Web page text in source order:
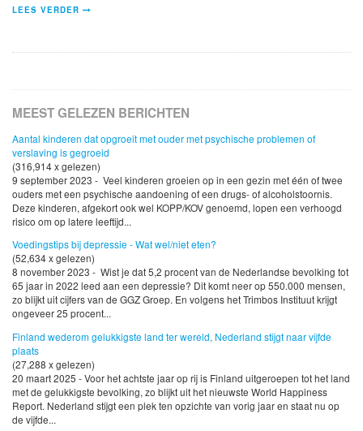
LEES VERDER
MEEST GELEZEN BERICHTEN
Aantal kinderen dat opgroeit met ouder met psychische problemen of
verslaving is gegroeid
(316,914 x gelezen)
9 september 2023 - Veel kinderen groeien op in een gezin met één of twee
ouders met een psychische aandoening of een drugs- of alcoholstoornis.
Deze kinderen, afgekort ook wel KOPP/KOV genoemd, lopen een verhoogd
risico om op latere leeftijd...
Voedingstips bij depressie - Wat wel/niet eten?
(52,634 x gelezen)
8 november 2023 - Wist je dat 5,2 procent van de Nederlandse bevolking tot
65 jaar in 2022 leed aan een depressie? Dit komt neer op 550.000 mensen,
zo blijkt uit cijfers van de GGZ Groep. En volgens het Trimbos Instituut krijgt
ongeveer 25 procent...
Finland wederom gelukkigste land ter wereld, Nederland stijgt naar vijfde
plaats
(27,288 x gelezen)
20 maart 2025 - Voor het achtste jaar op rij is Finland uitgeroepen tot het land
met de gelukkigste bevolking, zo blijkt uit het nieuwste World Happiness
Report. Nederland stijgt een plek ten opzichte van vorig jaar en staat nu op
de vijfde...